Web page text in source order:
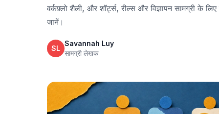
वर्कफ़्लो शैली, और शॉर्ट्स, रील्स और विज्ञापन सामग्री के
जानें।
SL
Savannah Luy
सामग्री लेखक